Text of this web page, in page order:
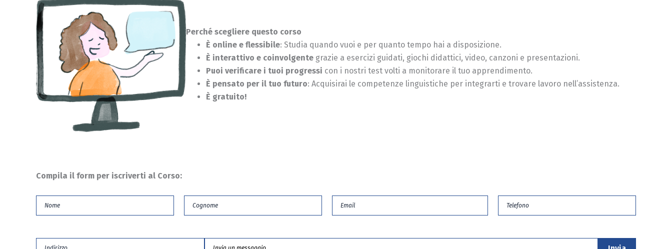
Perché scegliere questo corso
È online e flessibile: Studia quando vuoi e per quanto tempo hai a disposizione.
È interattivo e coinvolgente grazie a esercizi guidati, giochi didattici, video, canzoni e presentazioni.
Puoi verificare i tuoi progressi con i nostri test volti a monitorare il tuo apprendimento.
È pensato per il tuo futuro: Acquisirai le competenze linguistiche per integrarti e trovare lavoro nell’assistenza.
È gratuito!
Compila il form per iscriverti al Corso: